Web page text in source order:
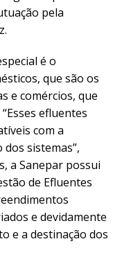
pela
é o
que são os
e comércios, que
efluentes
com a
sistemas”,
a Sanepar possui
de Efluentes
e devidamente
e a destinação dos